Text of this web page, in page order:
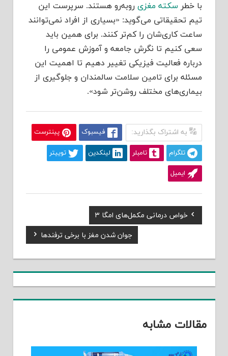
با خطر سکته مغزی روبه‌رو هستند. سرپرست این
تیم تحقیقاتی می‌گوید: «بسیاری از افراد نمی‌توانند
ساعت کاری‌شان را کم‌تر کنند. برای همین باید
سعی کنیم تا نگرش جامعه و آموزش عمومی را
درباره فعالیت فیزیکی تغییر دهیم تا اهمیت این
مسئله برای تامین سلامت سالمندان و جلوگیری از
بیماری‌های مختلف روشن‌تر شود».
به اشتراک بگذارید: فیسبوک پینترست
تلگرام تامبلر لینکدین توییتر
ایمیل
راهبری
Previous
Post:
خواص درمانی مکمل‌های امگا ۳
Next
Post:
جوان شدن مغز با برخی ترفندها
مقالات مشابه